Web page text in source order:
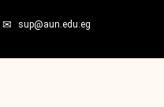
sup@aun.edu.eg